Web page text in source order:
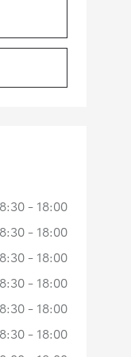
- 18:00
- 18:00
- 18:00
- 18:00
- 18:00
- 18:00